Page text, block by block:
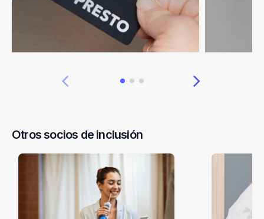
Otros socios de inclusión